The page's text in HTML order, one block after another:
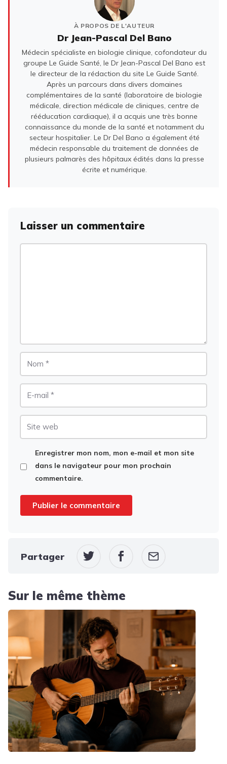
À PROPOS DE L'AUTEUR
Dr Jean-Pascal Del Bano
Médecin spécialiste en biologie clinique, cofondateur du
groupe Le Guide Santé, le Dr Jean-Pascal Del Bano est
le directeur de la rédaction du site Le Guide Santé.
Après un parcours dans divers domaines
complémentaires de la santé (laboratoire de biologie
médicale, direction médicale de cliniques, centre de
rééducation cardiaque), il a acquis une très bonne
connaissance du monde de la santé et notamment du
secteur hospitalier. Le Dr Del Bano a également été
médecin responsable du traitement de données de
plusieurs palmarès des hôpitaux édités dans la presse
écrite et numérique.
Laisser un commentaire
Enregistrer mon nom, mon e-mail et mon site
dans le navigateur pour mon prochain
commentaire.
Partager
Sur le même thème